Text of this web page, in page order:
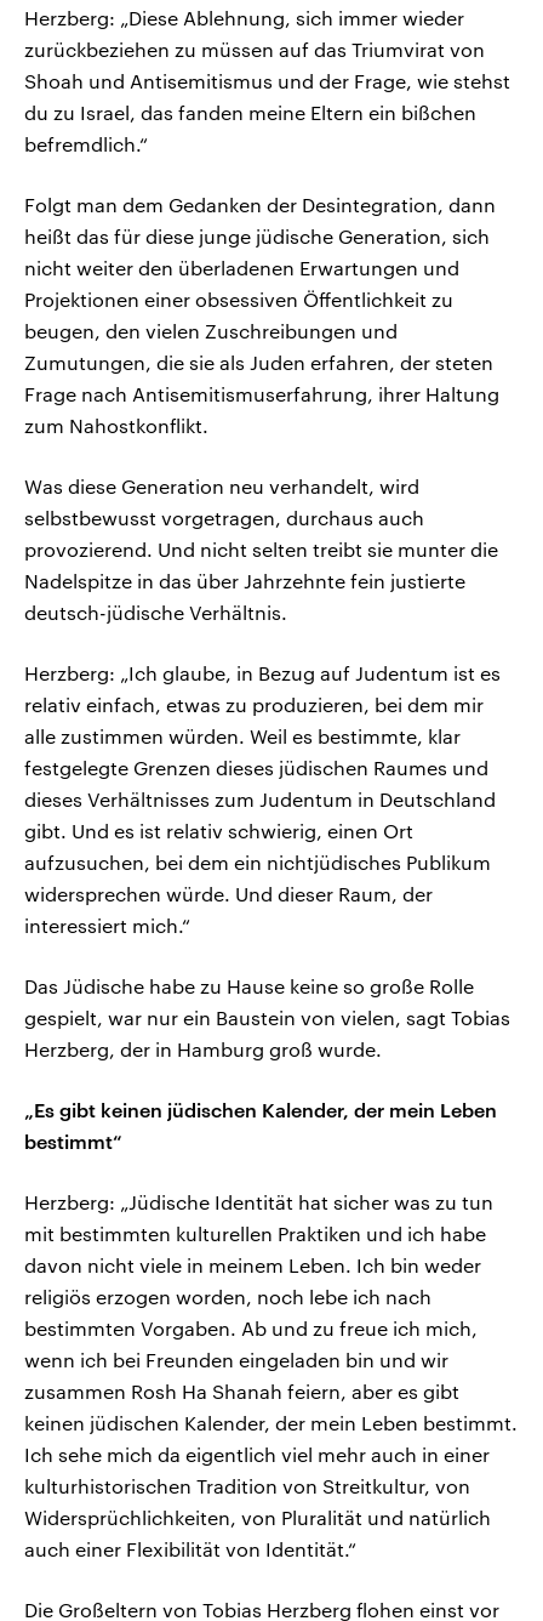
Herzberg: „Diese Ablehnung, sich immer wieder
zurückbeziehen zu müssen auf das Triumvirat von
Shoah und Antisemitismus und der Frage, wie stehst
du zu Israel, das fanden meine Eltern ein bißchen
befremdlich.“
Folgt man dem Gedanken der Desintegration, dann
heißt das für diese junge jüdische Generation, sich
nicht weiter den überladenen Erwartungen und
Projektionen einer obsessiven Öffentlichkeit zu
beugen, den vielen Zuschreibungen und
Zumutungen, die sie als Juden erfahren, der steten
Frage nach Antisemitismuserfahrung, ihrer Haltung
zum Nahostkonflikt.
Was diese Generation neu verhandelt, wird
selbstbewusst vorgetragen, durchaus auch
provozierend. Und nicht selten treibt sie munter die
Nadelspitze in das über Jahrzehnte fein justierte
deutsch-jüdische Verhältnis.
Herzberg: „Ich glaube, in Bezug auf Judentum ist es
relativ einfach, etwas zu produzieren, bei dem mir
alle zustimmen würden. Weil es bestimmte, klar
festgelegte Grenzen dieses jüdischen Raumes und
dieses Verhältnisses zum Judentum in Deutschland
gibt. Und es ist relativ schwierig, einen Ort
aufzusuchen, bei dem ein nichtjüdisches Publikum
widersprechen würde. Und dieser Raum, der
interessiert mich.“
Das Jüdische habe zu Hause keine so große Rolle
gespielt, war nur ein Baustein von vielen, sagt Tobias
Herzberg, der in Hamburg groß wurde.
„Es gibt keinen jüdischen Kalender, der mein Leben
bestimmt“
Herzberg: „Jüdische Identität hat sicher was zu tun
mit bestimmten kulturellen Praktiken und ich habe
davon nicht viele in meinem Leben. Ich bin weder
religiös erzogen worden, noch lebe ich nach
bestimmten Vorgaben. Ab und zu freue ich mich,
wenn ich bei Freunden eingeladen bin und wir
zusammen Rosh Ha Shanah feiern, aber es gibt
keinen jüdischen Kalender, der mein Leben bestimmt.
Ich sehe mich da eigentlich viel mehr auch in einer
kulturhistorischen Tradition von Streitkultur, von
Widersprüchlichkeiten, von Pluralität und natürlich
auch einer Flexibilität von Identität.“
Die Großeltern von Tobias Herzberg flohen einst vor